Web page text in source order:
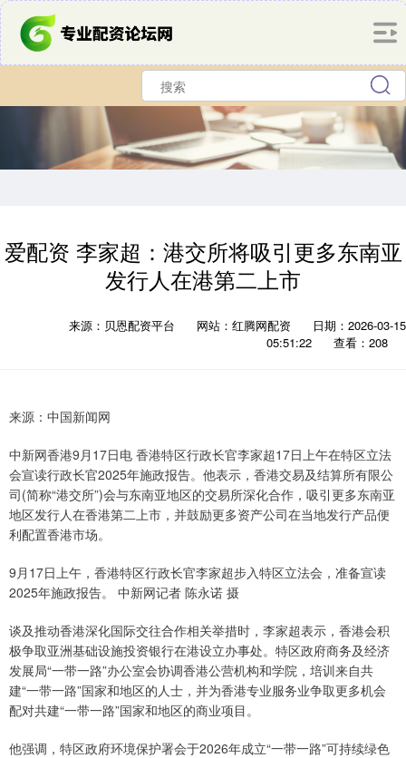
爱配资 李家超：港交所将吸引更多东南亚
发行人在港第二上市
来源：贝恩配资平台 网站：红腾网配资
日期：2026-03-15
05:51:22
查看：208
来源：中国新闻网
中新网香港9月17日电 香港特区行政长官李家超17日上午在特区立法
会宣读行政长官2025年施政报告。他表示，香港交易及结算所有限公
司(简称“港交所”)会与东南亚地区的交易所深化合作，吸引更多东南亚
地区发行人在香港第二上市，并鼓励更多资产公司在当地发行产品便
利配置香港市场。
9月17日上午，香港特区行政长官李家超步入特区立法会，准备宣读
2025年施政报告。 中新网记者 陈永诺 摄
谈及推动香港深化国际交往合作相关举措时，李家超表示，香港会积
极争取亚洲基础设施投资银行在港设立办事处。特区政府商务及经济
发展局“一带一路”办公室会协调香港公营机构和学院，培训来自共
建“一带一路”国家和地区的人士，并为香港专业服务业争取更多机会
配对共建“一带一路”国家和地区的商业项目。
他强调，特区政府环境保护署会于2026年成立“一带一路”可持续绿色